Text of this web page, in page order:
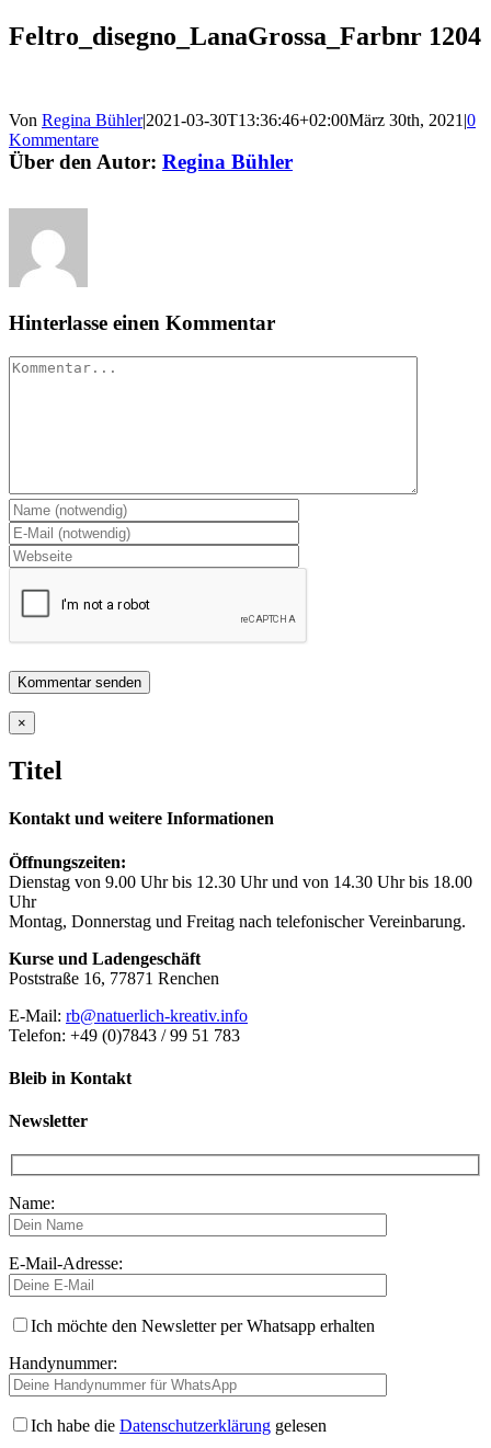
Feltro_disegno_LanaGrossa_Farbnr 1204
Von Regina Bühler|2021-03-30T13:36:46+02:00März 30th, 2021 |0
Kommentare
Über den Autor: Regina Bühler
Hinterlasse einen Kommentar
Kommentar
Close
product
view
×
Titel
Kontakt und weitere Informationen
Öffnungszeiten:
Dienstag von 9.00 Uhr bis 12.30 Uhr und von 14.30 Uhr bis 18.00
Uhr
Montag, Donnerstag und Freitag nach telefonischer Vereinbarung.
Kurse und Ladengeschäft
Poststraße 16, 77871 Renchen
E-Mail: rb@natuerlich-kreativ.info
Telefon: +49 (0)7843 / 99 51 783
Bleib in Kontakt
Newsletter
Name:
E-Mail-Adresse:
Ich möchte den Newsletter per Whatsapp erhalten
Handynummer:
Ich habe die Datenschutzerklärung gelesen